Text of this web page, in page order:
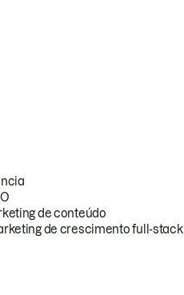
de conteúdo
de crescimento full-stack